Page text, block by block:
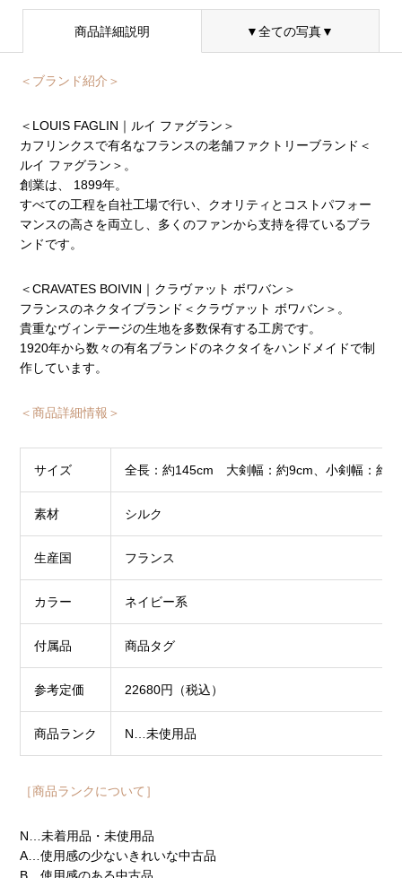
商品詳細説明 ▼全ての写真▼
＜ブランド紹介＞
＜LOUIS FAGLIN｜ルイ ファグラン＞
カフリンクスで有名なフランスの老舗ファクトリーブランド＜
ルイ ファグラン＞。
創業は、 1899年。
すべての工程を自社工場で行い、クオリティとコストパフォー
マンスの高さを両立し、多くのファンから支持を得ているブラ
ンドです。
＜CRAVATES BOIVIN｜クラヴァット ボワバン＞
フランスのネクタイブランド＜クラヴァット ボワバン＞。
貴重なヴィンテージの生地を多数保有する工房です。
1920年から数々の有名ブランドのネクタイをハンドメイドで制
作しています。
＜商品詳細情報＞
サイズ 全長：約145cm 大剣幅：約9cm、小剣幅：約
素材 シルク
生産国 フランス
カラー ネイビー系
付属品 商品タグ
参考定価 22680円（税込）
商品ランク N…未使用品
［商品ランクについて］
N…未着用品・未使用品
A…使用感の少ないきれいな中古品